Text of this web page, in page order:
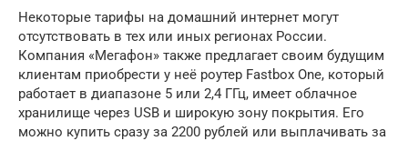
Некоторые тарифы на домашний интернет могут
отсутствовать в тех или иных регионах России.
Компания «Мегафон» также предлагает своим будущим
клиентам приобрести у неё роутер Fastbox One, который
работает в диапазоне 5 или 2,4 ГГц, имеет облачное
хранилище через USB и широкую зону покрытия. Его
можно купить сразу за 2200 рублей или выплачивать за